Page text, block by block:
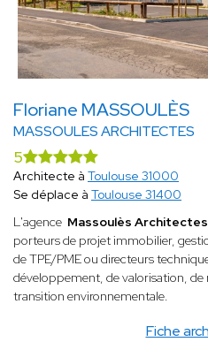
Floriane MASSOULÈS
MASSOULES ARCHITECTES
Fiche
5
Architecte à Toulouse 31000
Se déplace à Toulouse 31400
L'agence Massoulès Architectes
porteurs de projet immobilier,
de TPE/PME ou directeurs
développement, de valorisation, de
transition environnementale.